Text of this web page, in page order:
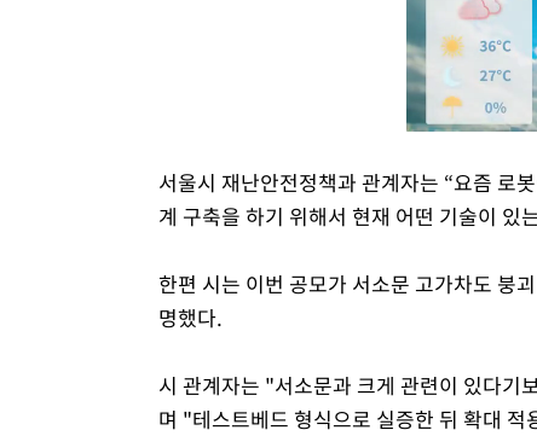
서울시 재난안전정책과 관계자는 “요즘 로
계 구축을 하기 위해서 현재 어떤 기술이 있
한편 시는 이번 공모가 서소문 고가차도 붕
명했다.
시 관계자는 "서소문과 크게 관련이 있다기
며 "테스트베드 형식으로 실증한 뒤 확대